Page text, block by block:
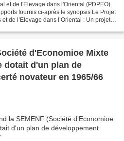
et de l'Elevage dans l'Oriental (PDPEO)
fournis ci-après le synopsis Le Projet
de l’Elevage dans l’Oriental : Un projet
d'Economioe Mixte
dotait d'un plan de
novateur en 1965/66